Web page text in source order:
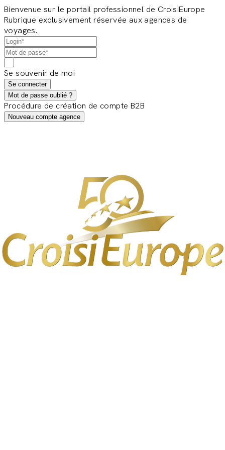
Bienvenue sur le portail professionnel de CroisiEurope
Rubrique exclusivement réservée aux agences de
voyages.
Se souvenir de moi
Se connecter
Mot de passe oublié ?
Procédure de création de compte B2B
Nouveau compte agence